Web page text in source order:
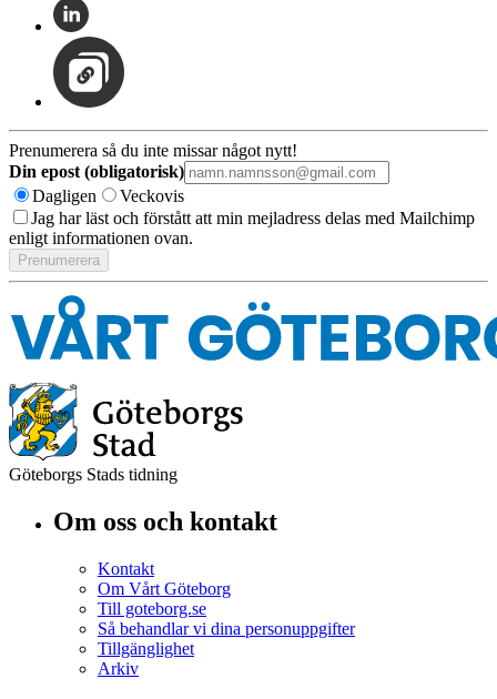
Prenumerera så du inte missar något nytt!
Din epost (obligatorisk)
Dagligen
Veckovis
Jag har läst och förstått att min mejladress delas med Mailchimp
enligt informationen ovan.
Göteborgs Stads tidning
Om oss och kontakt
Kontakt
Om Vårt Göteborg
Till goteborg.se
Så behandlar vi dina personuppgifter
Tillgänglighet
Arkiv